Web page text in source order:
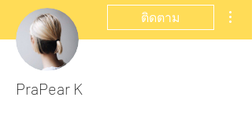
ติดตาม
PraPear K